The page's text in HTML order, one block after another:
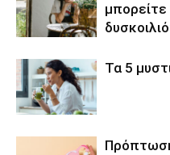
Τα 5